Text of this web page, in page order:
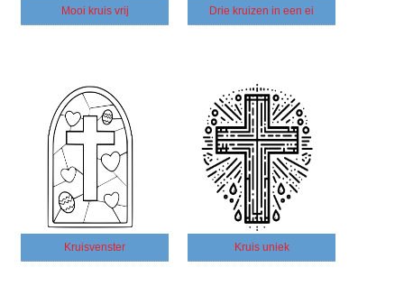
Mooi kruis vrij Drie kruizen in een ei
Kruisvenster Kruis uniek